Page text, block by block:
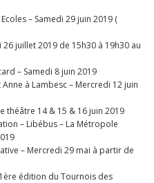
– Samedi 29 juin 2019 (
26 juillet 2019 de 15h30 à 19h30 au
– Samedi 8 juin 2019
à Lambesc – Mercredi 12 juin
théâtre 14 & 15 & 16 juin 2019
– Libébus – La Métropole
– Mercredi 29 mai à partir de
1ère édition du Tournois des